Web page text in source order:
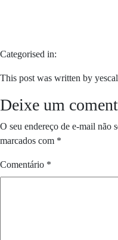
Categorised in:
This post was written by
Deixe um
O seu endereço de e-mail não
marcados com *
Comentário *